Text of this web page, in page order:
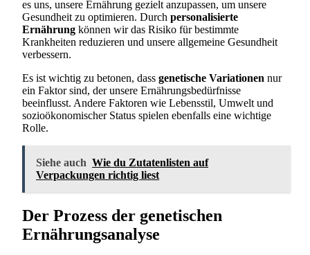
es uns, unsere Ernährung gezielt anzupassen, um unsere
Gesundheit zu optimieren. Durch personalisierte
Ernährung können wir das Risiko für bestimmte
Krankheiten reduzieren und unsere allgemeine Gesundheit
verbessern.
Es ist wichtig zu betonen, dass genetische Variationen nur
ein Faktor sind, der unsere Ernährungsbedürfnisse
beeinflusst. Andere Faktoren wie Lebensstil, Umwelt und
sozioökonomischer Status spielen ebenfalls eine wichtige
Rolle.
Siehe auch Wie du Zutatenlisten auf
Verpackungen richtig liest
Der Prozess der genetischen
Ernährungsanalyse